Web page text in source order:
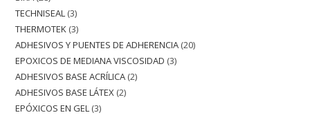
TECHNISEAL 3
THERMOTEK 3
ADHESIVOS Y PUENTES DE ADHERENCIA 20
EPOXICOS DE MEDIANA VISCOSIDAD 3
ADHESIVOS BASE ACRÍLICA 2
ADHESIVOS BASE LÁTEX 2
EPÓXICOS EN GEL 3